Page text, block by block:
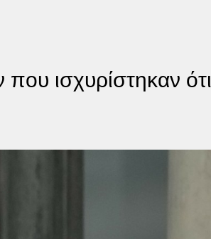
ισχυρίστηκαν ότι